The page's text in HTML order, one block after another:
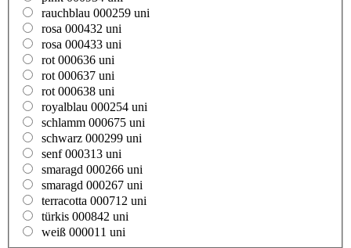
rauchblau 000259 uni
rosa 000432 uni
rosa 000433 uni
rot 000636 uni
rot 000637 uni
rot 000638 uni
royalblau 000254 uni
schlamm 000675 uni
schwarz 000299 uni
senf 000313 uni
smaragd 000266 uni
smaragd 000267 uni
terracotta 000712 uni
türkis 000842 uni
weiß 000011 uni